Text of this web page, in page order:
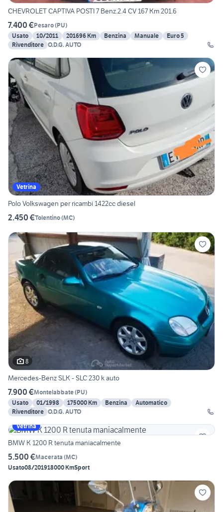
CHEVROLET CAPTIVA POSTI 7 Benz.2.4 CV 167 Km 201.6
7.400 €Pesaro(PU)
Usato
10/2011 201696 Km Benzina Manuale
Euro 5
Rivenditore O.D.G. AUTO
Vetrina
Polo Volkswagen per ricambi 1422cc diesel
2.450 €Tolentino(MC)
8
Mercedes-Benz SLK - SLC 230 k auto
7.900 €Montelabbate(PU)
Usato
01/1998 175000 Km Benzina
Automatico
Rivenditore O.D.G. AUTO
Vetrina
BMW K 1200 R tenuta maniacalmente
5.500 €Macerata (MC)
Usato08/201918000 KmSport